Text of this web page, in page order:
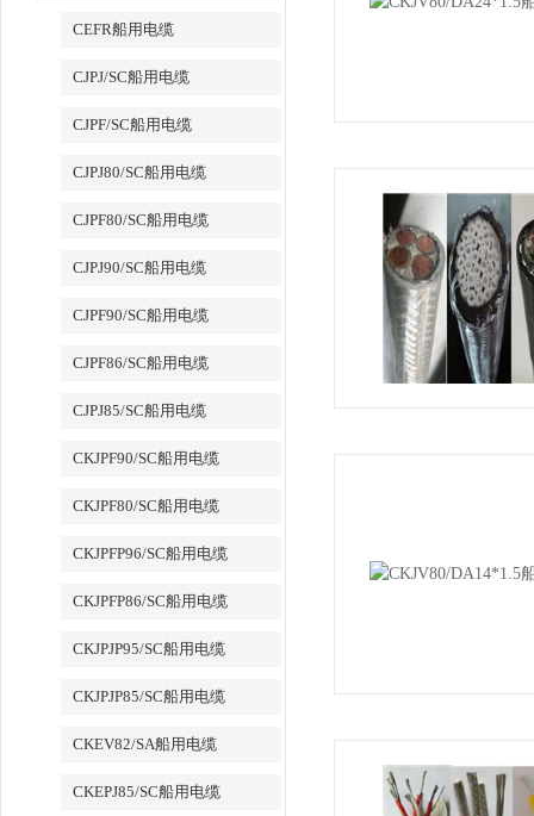
CEFR船用电缆
CJPJ/SC船用电缆
CJPF/SC船用电缆
CJPJ80/SC船用电缆
CJPF80/SC船用电缆
CJPJ90/SC船用电缆
CJPF90/SC船用电缆
CJPF86/SC船用电缆
CJPJ85/SC船用电缆
CKJPF90/SC船用电缆
CKJPF80/SC船用电缆
CKJPFP96/SC船用电缆
CKJPFP86/SC船用电缆
CKJPJP95/SC船用电缆
CKJPJP85/SC船用电缆
CKEV82/SA船用电缆
CKEPJ85/SC船用电缆